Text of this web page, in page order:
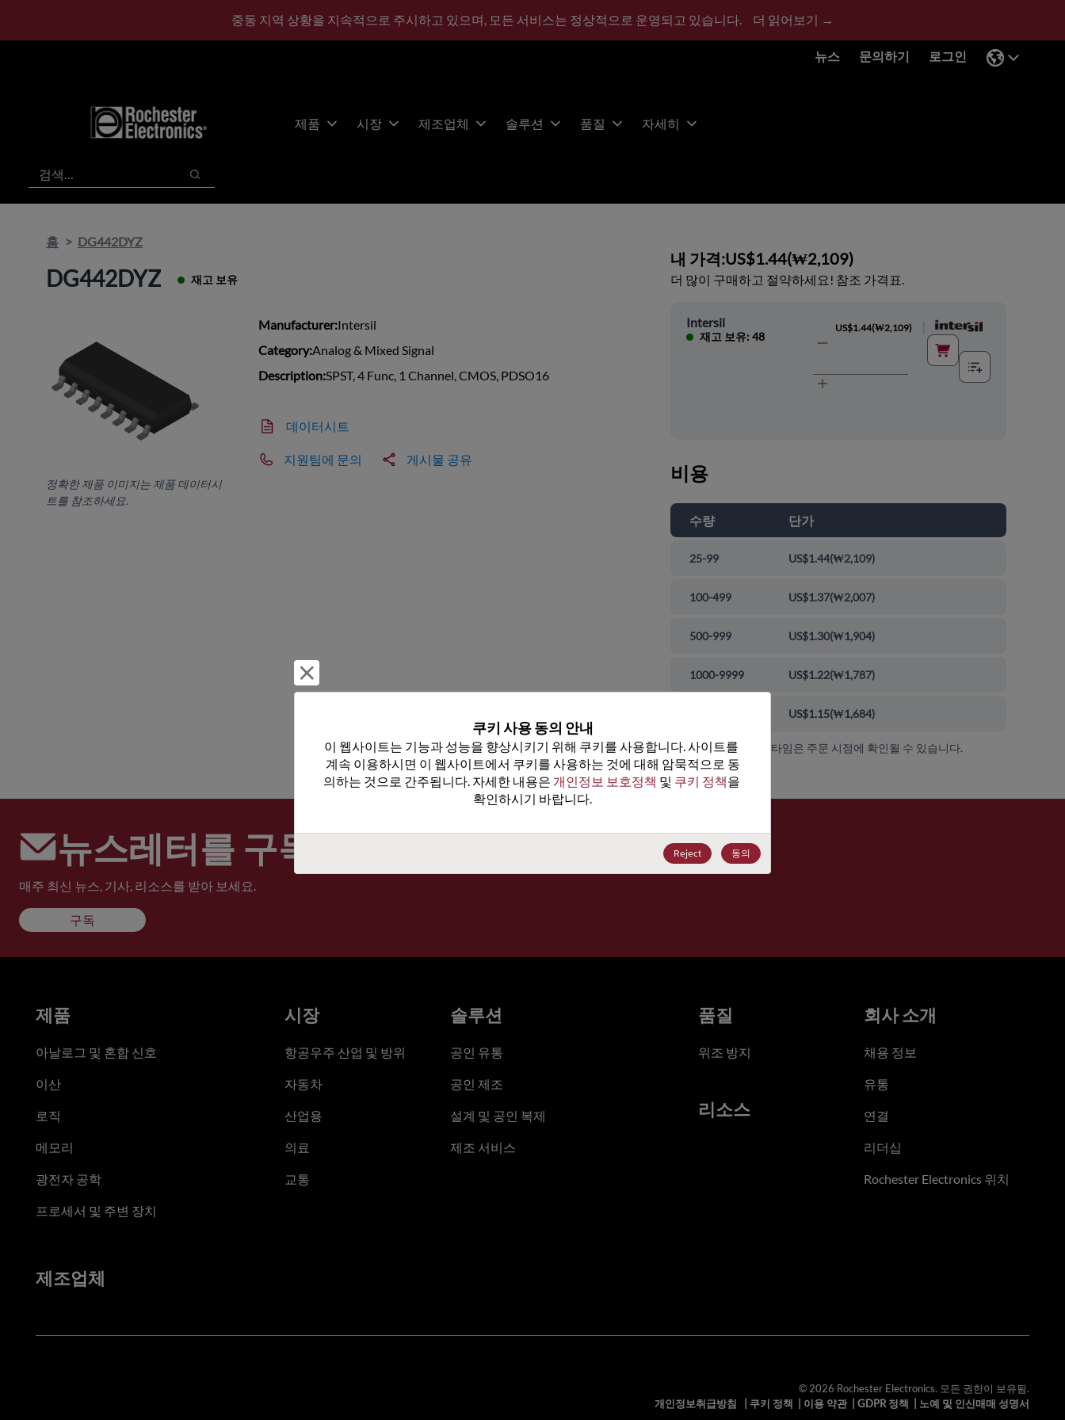
중동 지역 상황을 지속적으로 주시하고 있으며, 모든 서비스는 정상적으로 운영되고 있습니다. 더 읽어보기 →
뉴스 문의하기 로그인
제품 시장 제조업체 솔루션 품질 자세히
검색
검색
홈 DG442DYZ
DG442DYZ 재고 보유
정확한 제품 이미지는 제품 데이터시
트를 참조하세요.
Manufacturer:Intersil
Category:Analog & Mixed Signal
Description:SPST, 4 Func, 1 Channel, CMOS, PDSO16
데이터시트
지원팀에 문의 게시물 공유
내 가격:US$1.44(₩2,109)
더 많이 구매하고 절약하세요! 참조 가격표.
Intersil
재고 보유: 48
US$1.44(₩2,109)
비용
수량 단가
25-99 US$1.44(₩2,109)
100-499 US$1.37(₩2,007)
500-999 US$1.30(₩1,904)
1000-9999 US$1.22(₩1,787)
US$1.15(₩1,684)
가격, 가용성 및 리드 타임은 주문 시점에 확인될 수 있습니다.
뉴스레터를 구독하세요
매주 최신 뉴스, 기사, 리소스를 받아 보세요.
구독
쿠키 사용 동의 안내
이 웹사이트는 기능과 성능을 향상시키기 위해 쿠키를 사용합니다. 사이트를
계속 이용하시면 이 웹사이트에서 쿠키를 사용하는 것에 대해 암묵적으로 동
의하는 것으로 간주됩니다. 자세한 내용은 개인정보 보호정책 및 쿠키 정책을
확인하시기 바랍니다.
Reject 동의
제품
아날로그 및 혼합 신호
이산
로직
메모리
광전자 공학
프로세서 및 주변 장치
시장
항공우주 산업 및 방위
자동차
산업용
의료
교통
솔루션
공인 유통
공인 제조
설계 및 공인 복제
제조 서비스
품질
위조 방지
리소스
회사 소개
채용 정보
유통
연결
리더십
Rochester Electronics 위치
제조업체
© 2026 Rochester Electronics. 모든 권한이 보유됨.
개인정보취급방침
쿠키 정책 이용 약관| GDPR 정책 노예 및 인신매매 성명서